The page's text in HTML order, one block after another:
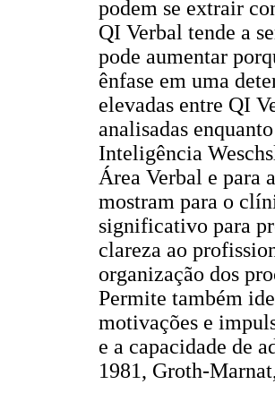
podem se extrair
QI Verbal tende a
pode aumentar
ênfase em uma
elevadas entre QI
analisadas
Inteligência
Área Verbal e para
mostram para o
significativo para
clareza ao
organização dos
Permite também
motivações e
e a capacidade de
1981, Groth-